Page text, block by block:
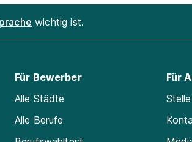
wichtig ist.
Für Bewerber
Alle Städte
Alle Berufe
Für